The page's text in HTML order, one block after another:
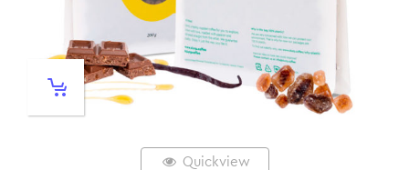
Quickview